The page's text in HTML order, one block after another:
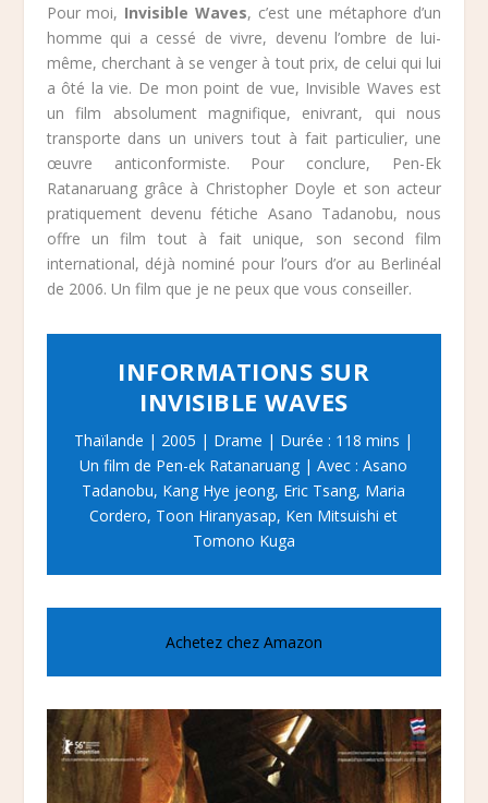
Pour moi, Invisible Waves, c’est une métaphore d’un
homme qui a cessé de vivre, devenu l’ombre de lui-
même, cherchant à se venger à tout prix, de celui qui lui
a ôté la vie. De mon point de vue, Invisible Waves est
un film absolument magnifique, enivrant, qui nous
transporte dans un univers tout à fait particulier, une
œuvre anticonformiste. Pour conclure, Pen-Ek
Ratanaruang grâce à Christopher Doyle et son acteur
pratiquement devenu fétiche Asano Tadanobu, nous
offre un film tout à fait unique, son second film
international, déjà nominé pour l’ours d’or au Berlinéal
de 2006. Un film que je ne peux que vous conseiller.
INFORMATIONS SUR
INVISIBLE WAVES
Thaïlande | 2005 | Drame | Durée : 118 mins |
Un film de Pen-ek Ratanaruang | Avec : Asano
Tadanobu, Kang Hye jeong, Eric Tsang, Maria
Cordero, Toon Hiranyasap, Ken Mitsuishi et
Tomono Kuga
Achetez chez Amazon